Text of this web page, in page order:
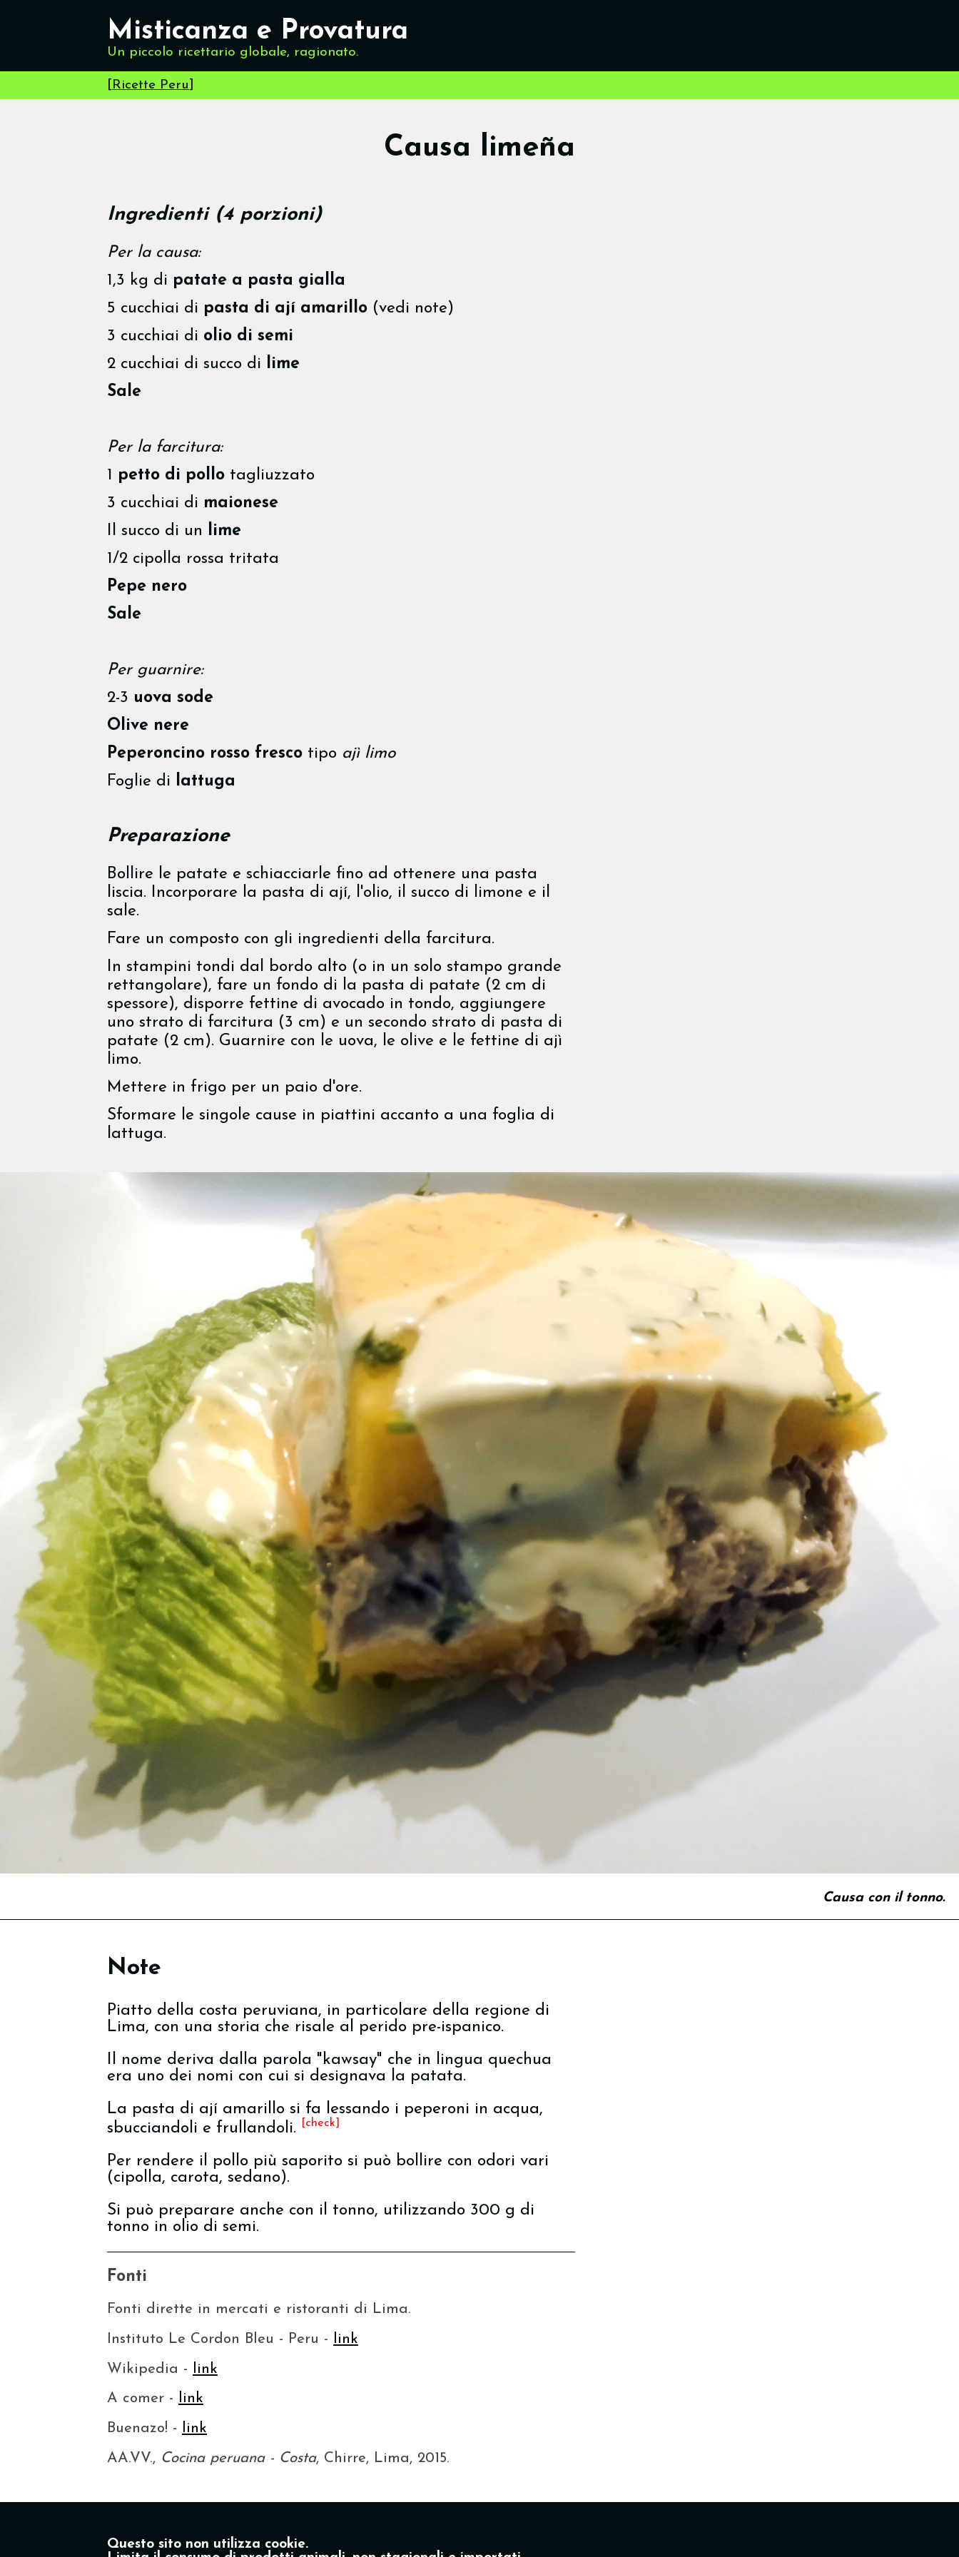
Misticanza e Provatura
Un piccolo ricettario globale, ragionato.
[Ricette Peru]
Causa limeña
Ingredienti (4 porzioni)
Per la causa:
1,3 kg di patate a pasta gialla
5 cucchiai di pasta di ají amarillo (vedi note)
3 cucchiai di olio di semi
2 cucchiai di succo di lime
Sale
Per la farcitura:
1 petto di pollo tagliuzzato
3 cucchiai di maionese
Il succo di un lime
1/2 cipolla rossa tritata
Pepe nero
Sale
Per guarnire:
2-3 uova sode
Olive nere
Peperoncino rosso fresco tipo ajì limo
Foglie di lattuga
Preparazione
Bollire le patate e schiacciarle fino ad ottenere una pasta
liscia. Incorporare la pasta di ají, l'olio, il succo di limone e il
sale.
Fare un composto con gli ingredienti della farcitura.
In stampini tondi dal bordo alto (o in un solo stampo grande
rettangolare), fare un fondo di la pasta di patate (2 cm di
spessore), disporre fettine di avocado in tondo, aggiungere
uno strato di farcitura (3 cm) e un secondo strato di pasta di
patate (2 cm). Guarnire con le uova, le olive e le fettine di ajì
limo.
Mettere in frigo per un paio d'ore.
Sformare le singole cause in piattini accanto a una foglia di
lattuga.
Causa con il tonno.
Note
Piatto della costa peruviana, in particolare della regione di
Lima, con una storia che risale al perido pre-ispanico.
Il nome deriva dalla parola "kawsay" che in lingua quechua
era uno dei nomi con cui si designava la patata.
La pasta di ají amarillo si fa lessando i peperoni in acqua,
sbucciandoli e frullandoli.
[check]
Per rendere il pollo più saporito si può bollire con odori vari
(cipolla, carota, sedano).
Si può preparare anche con il tonno, utilizzando 300 g di
tonno in olio di semi.
Fonti
Fonti dirette in mercati e ristoranti di Lima.
Instituto Le Cordon Bleu - Peru -
link
Wikipedia -
link
A comer - link
Buenazo! -
link
AA.VV., Cocina peruana - Costa, Chirre, Lima, 2015.
Questo sito non utilizza cookie.